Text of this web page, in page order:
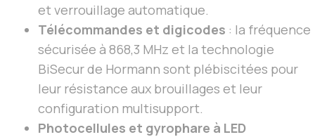
et verrouillage automatique.
Télécommandes et digicodes : la fréquence
sécurisée à 868,3 MHz et la technologie
BiSecur de Hormann sont plébiscitées pour
leur résistance aux brouillages et leur
configuration multisupport.
Photocellules et gyrophare à LED